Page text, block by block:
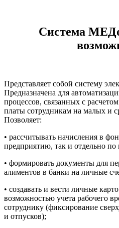
Система
Представляет собой систему
Предназначена для
процессов, связанных с
платы сотрудникам на малых и
Позволяет:
• рассчитывать начисления в
предприятию, так и отдельно
• формировать документы для
алиментов в банки на личные
• создавать и вести личные
возможностью учета рабочего
сотруднику (фиксирование
и отпусков);